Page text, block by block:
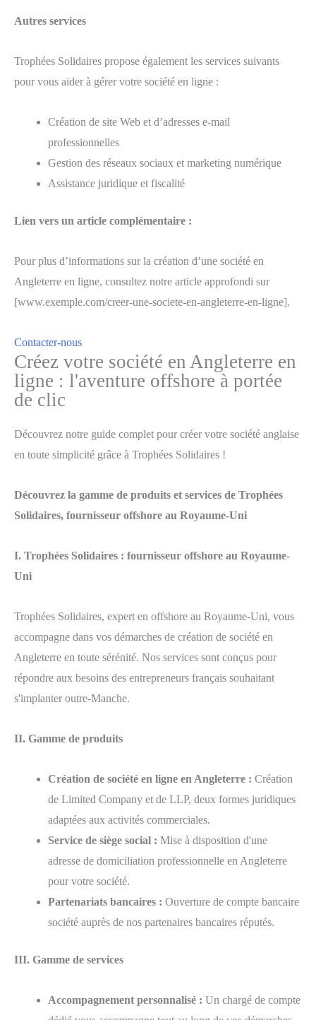
Autres services
Trophées Solidaires propose également les services suivants
pour vous aider à gérer votre société en ligne :
Création de site Web et d’adresses e-mail
professionnelles
Gestion des réseaux sociaux et marketing numérique
Assistance juridique et fiscalité
Lien vers un article complémentaire :
Pour plus d’informations sur la création d’une société en
Angleterre en ligne, consultez notre article approfondi sur
[www.exemple.com/creer-une-societe-en-angleterre-en-ligne].
Contacter-nous
Créez votre société en Angleterre en
ligne : l'aventure offshore à portée
de clic
Découvrez notre guide complet pour créer votre société anglaise
en toute simplicité grâce à Trophées Solidaires !
Découvrez la gamme de produits et services de Trophées
Solidaires, fournisseur offshore au Royaume-Uni
I. Trophées Solidaires : fournisseur offshore au Royaume-
Uni
Trophées Solidaires, expert en offshore au Royaume-Uni, vous
accompagne dans vos démarches de création de société en
Angleterre en toute sérénité. Nos services sont conçus pour
répondre aux besoins des entrepreneurs français souhaitant
s'implanter outre-Manche.
II. Gamme de produits
Création de société en ligne en Angleterre : Création
de Limited Company et de LLP, deux formes juridiques
adaptées aux activités commerciales.
Service de siège social : Mise à disposition d'une
adresse de domiciliation professionnelle en Angleterre
pour votre société.
Partenariats bancaires : Ouverture de compte bancaire
société auprès de nos partenaires bancaires réputés.
III. Gamme de services
Accompagnement personnalisé : Un chargé de compte